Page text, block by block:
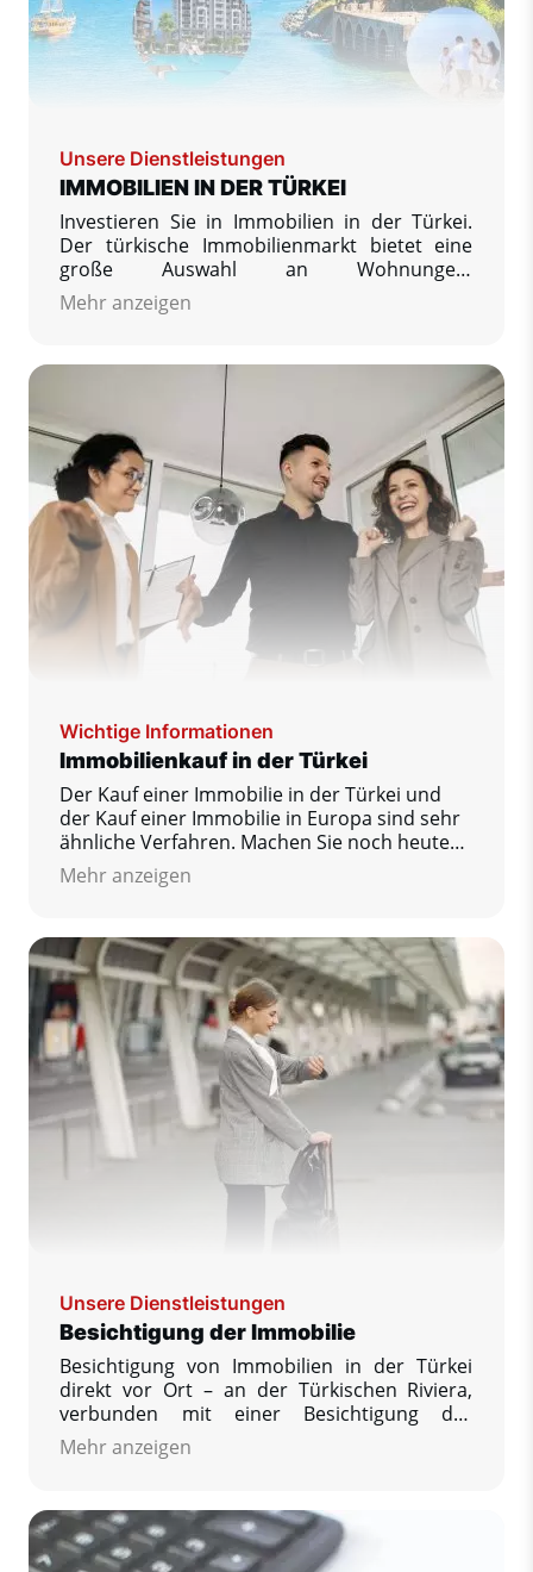
Unsere Dienstleistungen
IMMOBILIEN IN DER TÜRKEI
Investieren Sie in Immobilien in der Türkei.
Der türkische Immobilienmarkt bietet eine
große Auswahl an Wohnungen,
Ferienwohnungen, Mietwohnungen, Villen
und Häusern an. Wir bieten
Entwicklern und Einzelverkäufern sowie
nützliche Informationen zum Kauf einer
Immobilie in der Türkei und zum Umzug in
dieses Land.
Mehr anzeigen
Wichtige Informationen
Immobilienkauf in der Türkei
Der Kauf einer Immobilie in der Türkei und
der Kauf einer Immobilie in Europa sind sehr
ähnliche Verfahren. Machen Sie noch heute
den ersten Schritt zu Ihrem Traumhaus!
Mehr anzeigen
Unsere Dienstleistungen
Besichtigung der Immobilie
Besichtigung von Immobilien in der Türkei
direkt vor Ort – an der Türkischen Riviera,
verbunden mit einer Besichtigung der
jeweiligen Immobilie mit der Möglichkeit, eine
größere Anzahl angebotener Immobilien zu
Fragen zu beantworten, die Sie interessieren,
und die Reservierung zu sichern Ihre
Traumimmobilie.
Mehr anzeigen